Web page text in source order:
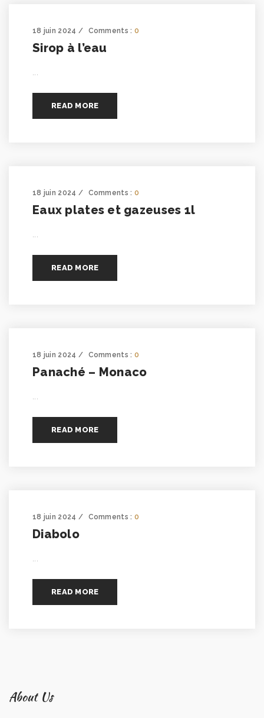
18 juin 2024 Comments : 0
Sirop à l’eau
READ MORE
18 juin 2024 Comments : 0
Eaux plates et gazeuses 1l
READ MORE
18 juin 2024 Comments : 0
Panaché – Monaco
READ MORE
18 juin 2024 Comments : 0
Diabolo
READ MORE
About Us